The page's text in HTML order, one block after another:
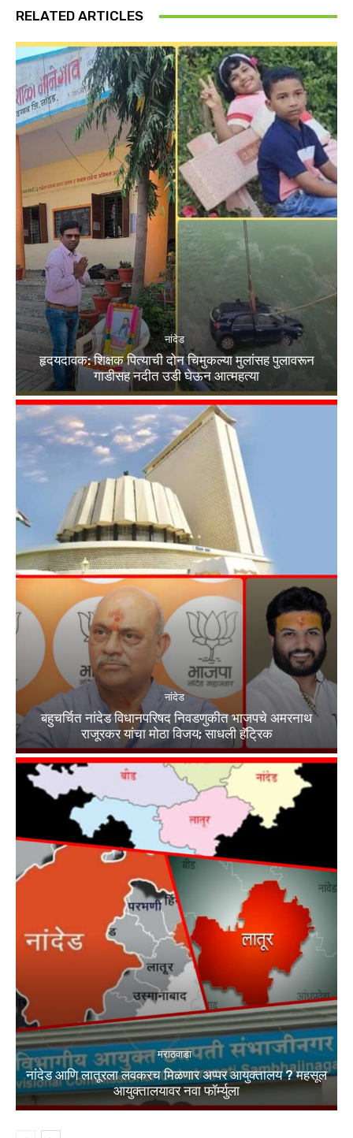
RELATED ARTICLES
नांदेड
हृदयदावक: शिक्षक पित्याची दोन चिमुकल्या मुलांसह पुलावरून
गाडीसह नदीत उडी घेऊन आत्महत्या
नांदेड
बहुचर्चित नांदेड विधानपरिषद निवडणुकीत भाजपचे अमरनाथ
राजूरकर यांचा मोठा विजय; साधली हॅट्रिक
मराठवाडा
नांदेड आणि लातूरला लवकरच मिळणार अप्पर आयुक्तालय ? महसूल
आयुक्तालयावर नवा फॉर्म्युला